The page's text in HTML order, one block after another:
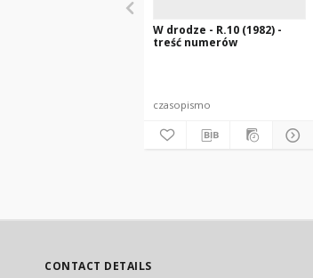
W drodze - R.10 (1982) -
treść numerów
czasopismo
CONTACT DETAILS